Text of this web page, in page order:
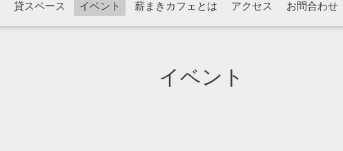
貸スペース イベント 薪まきカフェとは アクセス お問合わせ
イベント